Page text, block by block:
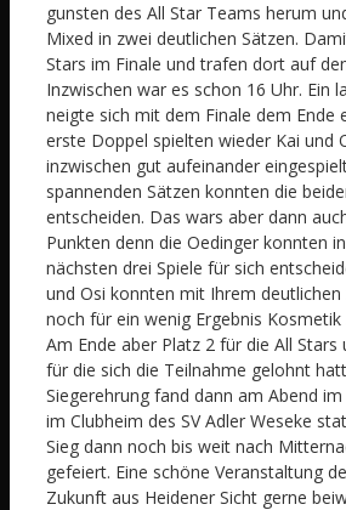
gunsten des All Star Teams herum
Mixed in zwei deutlichen Sätzen.
Stars im Finale und trafen dort auf
Inzwischen war es schon 16 Uhr. Ein
neigte sich mit dem Finale dem Ende
erste Doppel spielten wieder Kai und
inzwischen gut aufeinander
spannenden Sätzen konnten die
entscheiden. Das wars aber dann
Punkten denn die Oedinger konnten
nächsten drei Spiele für sich
und Osi konnten mit Ihrem deutlichen
noch für ein wenig Ergebnis Kosmetik
Am Ende aber Platz 2 für die All Stars
für die sich die Teilnahme gelohnt
Siegerehrung fand dann am Abend
im Clubheim des SV Adler Weseke
Sieg dann noch bis weit nach
gefeiert. Eine schöne Veranstaltung
Zukunft aus Heidener Sicht gerne